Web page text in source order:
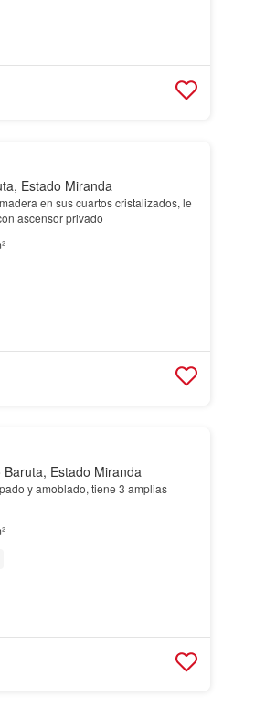
Estado Miranda
en sus cuartos cristalizados, le
ascensor privado
Estado Miranda
y amoblado, tiene 3 amplias